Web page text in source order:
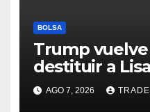
BOLSA
Trump
destituir a
acusaciones
hipotecario
AGO 7, 2026